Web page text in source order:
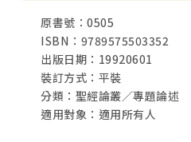
原書號：0505
ISBN：9789575503352
出版日期：19920601
裝訂方式：平裝
分類：聖經論叢／專題論述
適用對象：適用所有人